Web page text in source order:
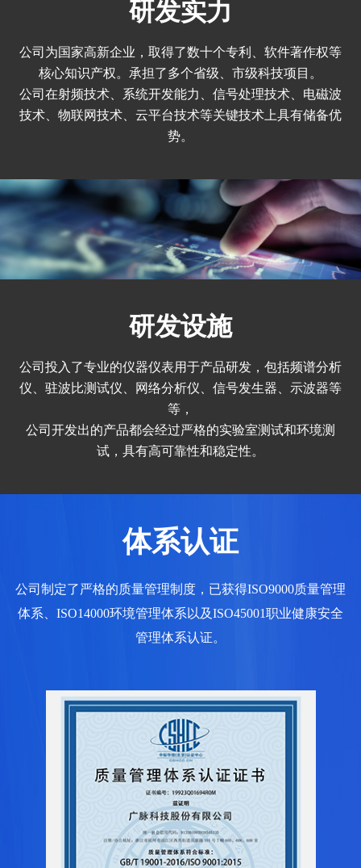
研发实力
公司为国家高新企业，取得了数十个专利、软件著作权等
核心知识产权。承担了多个省级、市级科技项目。
公司在射频技术、系统开发能力、信号处理技术、电磁波
技术、物联网技术、云平台技术等关键技术上具有储备优
势。
研发设施
公司投入了专业的仪器仪表用于产品研发，包括频谱分析
仪、驻波比测试仪、网络分析仪、信号发生器、示波器等
等，
公司开发出的产品都会经过严格的实验室测试和环境测
试，具有高可靠性和稳定性。
体系认证
公司制定了严格的质量管理制度，已获得ISO9000质量管理
体系、ISO14000环境管理体系以及ISO45001职业健康安全
管理体系认证。